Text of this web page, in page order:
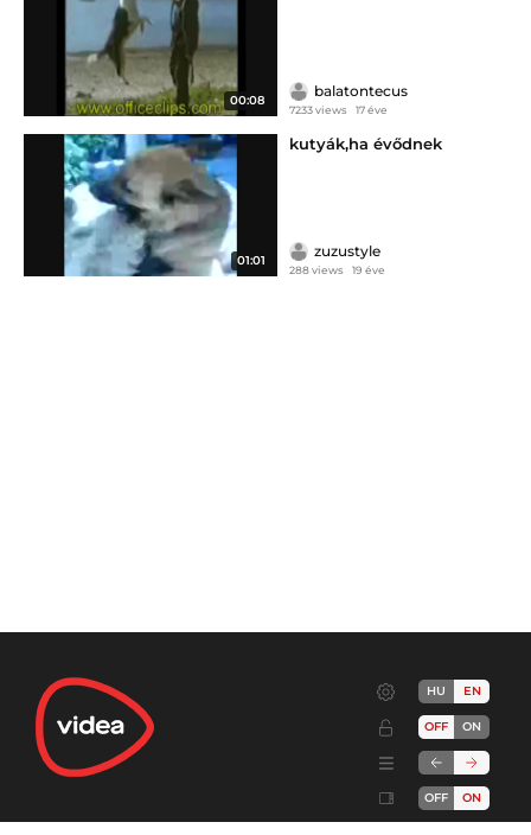
00:08
balatontecus
7233 views 17 éve
01:01
kutyák,ha évődnek
zuzustyle
288 views 19 éve
HU EN
OFF ON
OFF ON